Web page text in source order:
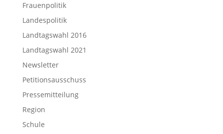
Frauenpolitik
Landespolitik
Landtagswahl 2016
Landtagswahl 2021
Newsletter
Petitionsausschuss
Pressemitteilung
Region
Schule